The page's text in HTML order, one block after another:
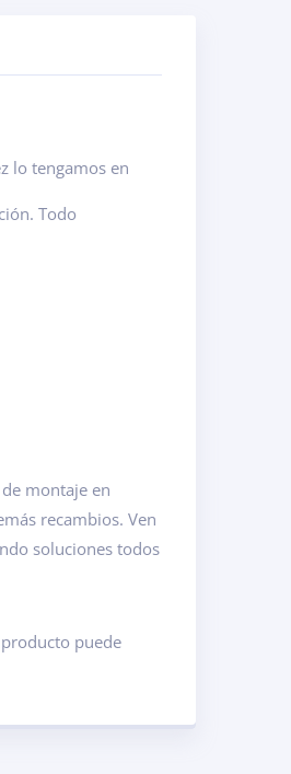
lo tengamos en
Todo
montaje en
recambios. Ven
soluciones todos
puede